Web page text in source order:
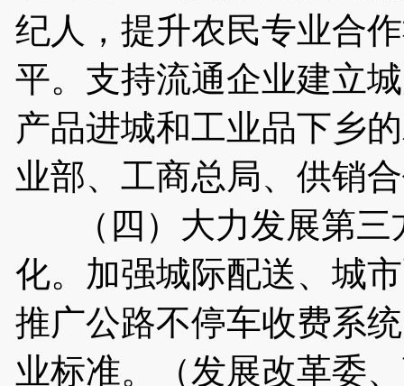
纪人，提升农民专业合
平。支持流通企业建立
产品进城和工业品下乡
业部、工商总局、供销
（四）大力发展第三
化。加强城际配送、城
推广公路不停车收费系
业标准。（发展改革委